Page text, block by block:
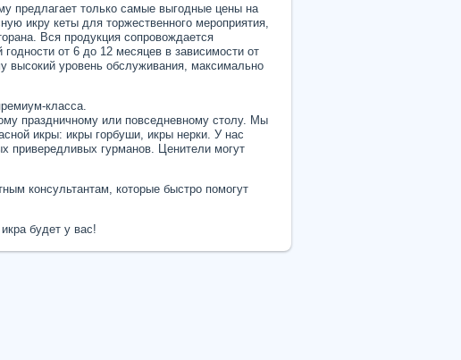
предлагает только самые выгодные цены на
икру кеты для торжественного мероприятия,
Вся продукция сопровождается
от 6 до 12 месяцев в зависимости от
высокий уровень обслуживания, максимально
класса.
праздничному или повседневному столу. Мы
икры: икры горбуши, икры нерки. У нас
привередливых гурманов. Ценители могут
консультантам, которые быстро помогут
будет у вас!